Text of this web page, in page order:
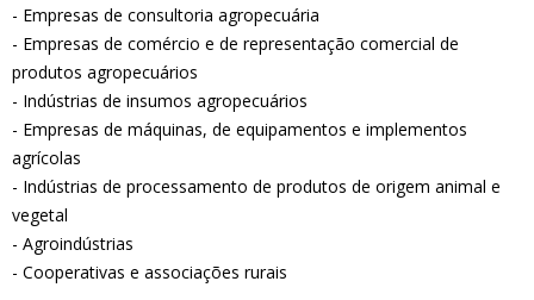
- Empresas de consultoria agropecuária
- Empresas de comércio e de representação comercial de
produtos agropecuários
- Indústrias de insumos agropecuários
- Empresas de máquinas, de equipamentos e implementos
agrícolas
- Indústrias de processamento de produtos de origem animal e
vegetal
- Agroindústrias
- Cooperativas e associações rurais